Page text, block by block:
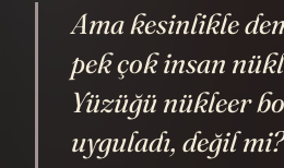
Ama kesinlikle
pek çok insan
Yüzüğü nükleer
uyguladı, değil